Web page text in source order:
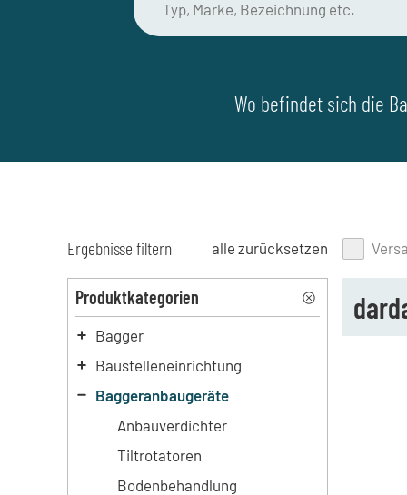
Wo befindet sich die
Ergebnisse filtern alle zurücksetzen
Produktkategorien
Bagger
Baustelleneinrichtung
Baggeranbaugeräte
Anbauverdichter
Tiltrotatoren
Bodenbehandlung